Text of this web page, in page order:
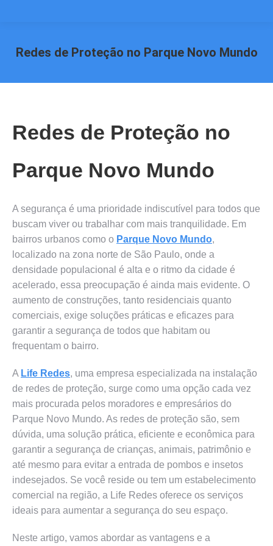
Redes de Proteção no Parque Novo Mundo
Redes de Proteção no
Parque Novo Mundo
A segurança é uma prioridade indiscutível para todos que
buscam viver ou trabalhar com mais tranquilidade. Em
bairros urbanos como o Parque Novo Mundo,
localizado na zona norte de São Paulo, onde a
densidade populacional é alta e o ritmo da cidade é
acelerado, essa preocupação é ainda mais evidente. O
aumento de construções, tanto residenciais quanto
comerciais, exige soluções práticas e eficazes para
garantir a segurança de todos que habitam ou
frequentam o bairro.
A Life Redes, uma empresa especializada na instalação
de redes de proteção, surge como uma opção cada vez
mais procurada pelos moradores e empresários do
Parque Novo Mundo. As redes de proteção são, sem
dúvida, uma solução prática, eficiente e econômica para
garantir a segurança de crianças, animais, patrimônio e
até mesmo para evitar a entrada de pombos e insetos
indesejados. Se você reside ou tem um estabelecimento
comercial na região, a Life Redes oferece os serviços
ideais para aumentar a segurança do seu espaço.
Neste artigo, vamos abordar as vantagens e a